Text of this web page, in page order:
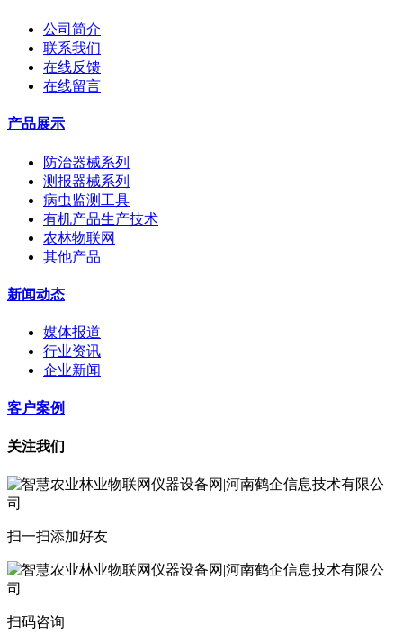
公司简介
联系我们
在线反馈
在线留言
产品展示
防治器械系列
测报器械系列
病虫监测工具
有机产品生产技术
农林物联网
其他产品
新闻动态
媒体报道
行业资讯
企业新闻
客户案例
关注我们
扫一扫添加好友
扫码咨询